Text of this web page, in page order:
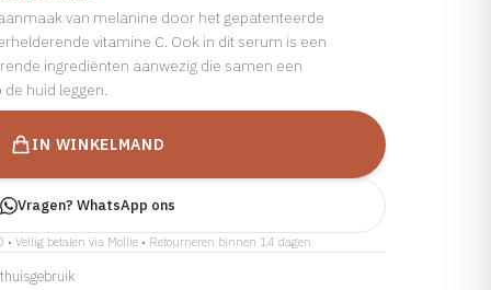
van melanine door het gepatenteerde
vitamine C. Ook in dit serum is een
ingrediënten aanwezig die samen een
huid leggen.
IN WINKELMAND
Vragen? WhatsApp ons
• Veilig betalen via Mollie • Retourneren binnen 14 dagen